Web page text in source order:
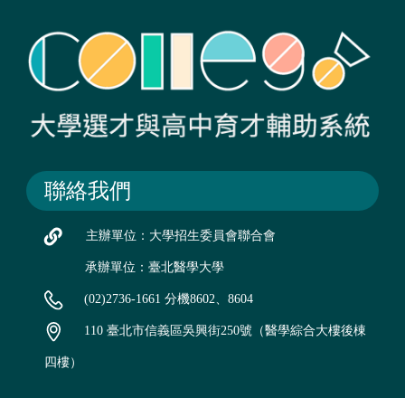
聯絡我們
主辦單位：大學招生委員會聯合會
承辦單位：臺北醫學大學
(02)2736-1661 分機8602、8604
110 臺北市信義區吳興街250號（醫學綜合大樓後棟
四樓）